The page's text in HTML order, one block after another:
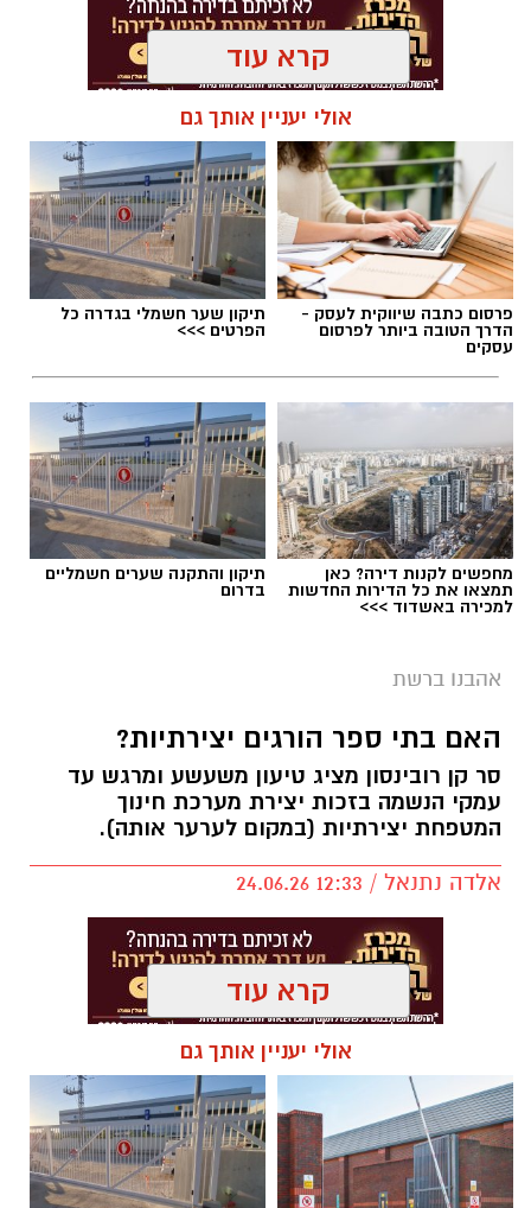
נוריה בן ארצי
חדשותי? מצאתם טעות בכתבה? נשמח שתשתפו
קרא עוד
אולי יעניין אותך גם
פרסום כתבה שיווקית לעסק -
הדרך הטובה ביותר לפרסום
עסקים
תיקון שער חשמלי בגדרה כל
הפרטים >>>
מחפשים לקנות דירה? כאן
תמצאו את כל הדירות החדשות
למכירה באשדוד >>>
תיקון והתקנה שערים חשמליים
בדרום
אהבנו ברשת
האם בתי ספר הורגים יצירתיות?
סר קן רובינסון מציג טיעון משעשע ומרגש עד
עמקי הנשמה בזכות יצירת מערכת חינוך
המטפחת יצירתיות (במקום לערער אותה).
אלדה נתנאל / 12:33 24.06.26
האם בתי ספר הורגים יצירתיות?
קרא עוד
אולי יעניין אותך גם